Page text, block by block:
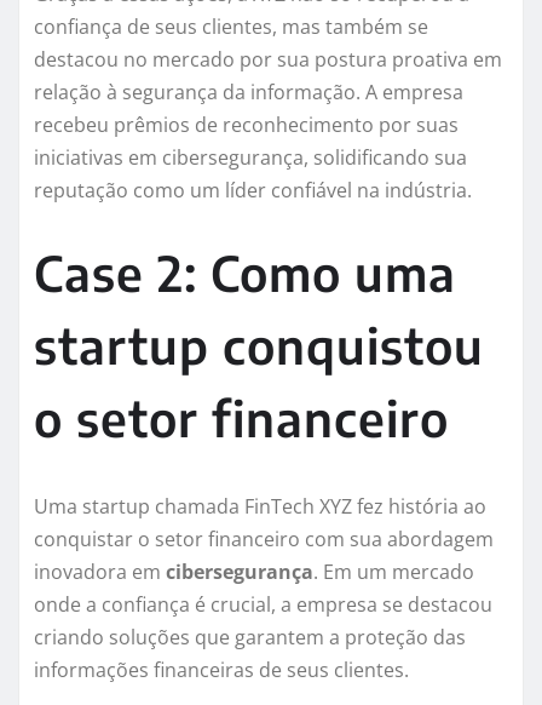
confiança de seus clientes, mas também se
destacou no mercado por sua postura proativa em
relação à segurança da informação. A empresa
recebeu prêmios de reconhecimento por suas
iniciativas em cibersegurança, solidificando sua
reputação como um líder confiável na indústria.
Case 2: Como uma
startup conquistou
o setor financeiro
Uma startup chamada FinTech XYZ fez história ao
conquistar o setor financeiro com sua abordagem
inovadora em cibersegurança. Em um mercado
onde a confiança é crucial, a empresa se destacou
criando soluções que garantem a proteção das
informações financeiras de seus clientes.